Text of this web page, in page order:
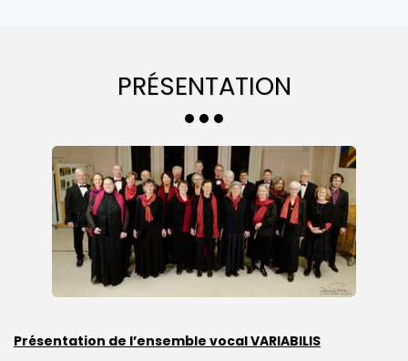
PRÉSENTATION
Présentation de l’ensemble vocal VARIABILIS